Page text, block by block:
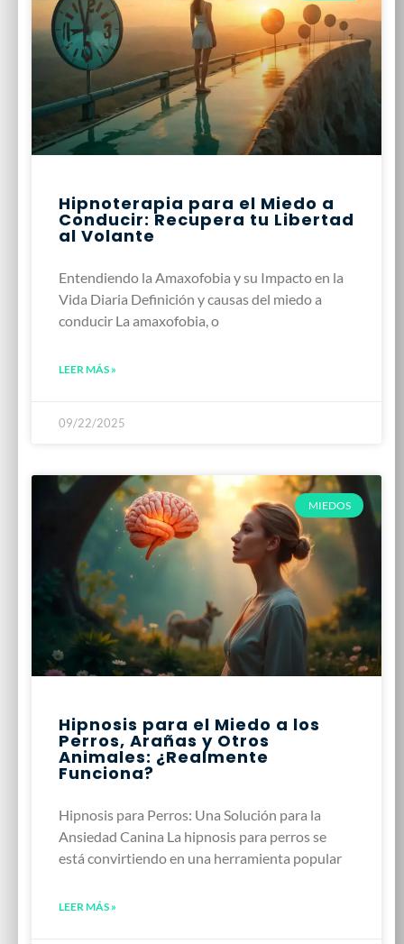
Hipnoterapia para el Miedo a
Conducir: Recupera tu Libertad
al Volante
Entendiendo la Amaxofobia y su Impacto en la
Vida Diaria Definición y causas del miedo a
conducir La amaxofobia, o
LEER MÁS »
09/22/2025
MIEDOS
Hipnosis para el Miedo a los
Perros, Arañas y Otros
Animales: ¿Realmente
Funciona?
Hipnosis para Perros: Una Solución para la
Ansiedad Canina La hipnosis para perros se
está convirtiendo en una herramienta popular
LEER MÁS »